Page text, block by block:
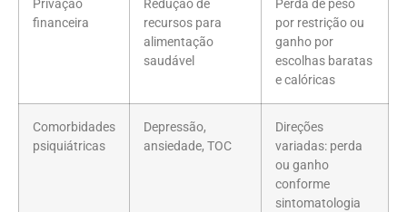
Privação
financeira
Redução de
recursos para
alimentação
saudável
Perda de peso
por restrição ou
ganho por
escolhas baratas
e calóricas
Comorbidades
psiquiátricas
Depressão,
ansiedade, TOC
Direções
variadas: perda
ou ganho
conforme
sintomatologia